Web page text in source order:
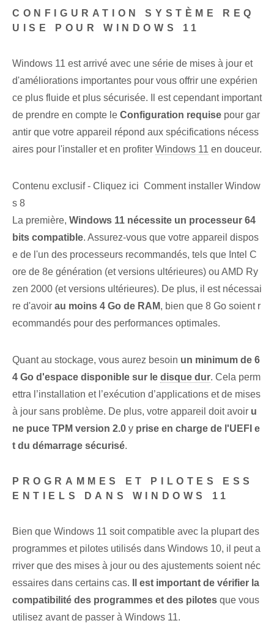
CONFIGURATION SYSTÈME REQ
UISE POUR WINDOWS 11
Windows 11 est arrivé avec une série de mises à jour et
d'améliorations importantes pour vous offrir une expérien
ce plus fluide et plus sécurisée. Il est cependant important
de prendre en compte le Configuration requise pour gar
antir que votre appareil répond aux spécifications nécess
aires pour l'installer et en profiter Windows 11 en douceur.
Contenu exclusif - Cliquez ici Comment installer Window
s 8
La première, Windows 11 nécessite un processeur 64
bits compatible. Assurez-vous que votre appareil dispos
e de l'un des processeurs recommandés, tels que Intel C
ore de 8e génération (et versions ultérieures) ou AMD Ry
zen 2000 (et versions ultérieures). De plus, il est nécessai
re d'avoir au moins 4 Go de RAM, bien que 8 Go soient r
ecommandés pour des performances optimales.
Quant au stockage, vous aurez besoin un minimum de 6
4 Go d'espace disponible sur le disque dur. Cela perm
ettra l’installation et l’exécution d’applications et de mises
à jour sans problème. De plus, votre appareil doit avoir u
ne puce TPM version 2.0 y prise en charge de l'UEFI e
t du démarrage sécurisé.
PROGRAMMES ET PILOTES ESS
ENTIELS DANS WINDOWS 11
Bien que Windows 11 soit compatible avec la plupart des
programmes et pilotes utilisés dans Windows 10, il peut a
rriver que des mises à jour ou des ajustements soient néc
essaires dans certains cas.
Il est important de vérifier la
compatibilité des programmes et des pilotes que vous
utilisez avant de passer à Windows 11.